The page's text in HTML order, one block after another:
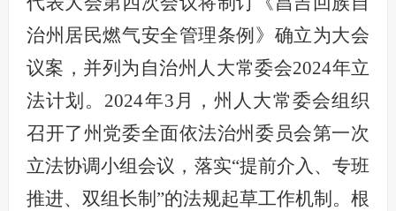
治州居民燃气安全管理条例 》确立为大会
议案，并列为自治州人大常委会2024年立
法计划。 2024年3 月，州人大常委会组织
召开了州党委全面依法治州委员会第一次
立法协调小组会议， 落实“提前介入、专班
推进、双组长制 ”的法规起草工作机制 。根